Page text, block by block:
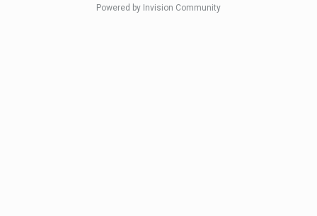
Powered by Invision Community